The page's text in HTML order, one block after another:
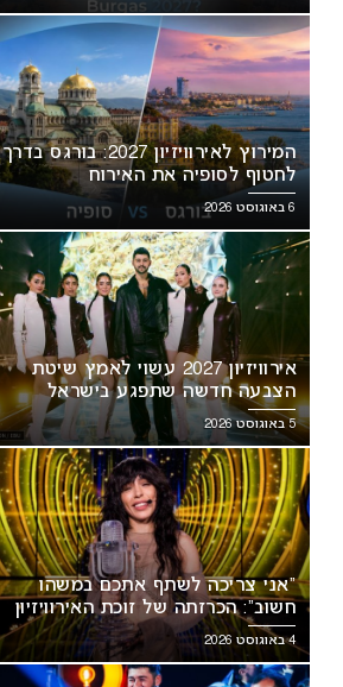
המירוץ לאירוויזיון 2027: בורגס בדרך
לחטוף לסופיה את האירוח
6 באוגוסט 2026
אירוויזיון 2027 עשוי לאמץ שיטת
הצבעה חדשה שתפגע בישראל
5 באוגוסט 2026
“אני צריכה לשתף אתכם במשהו
חשוב”: הכרזתה של זוכת האירוויזיון
מסעירה את הרשת
4 באוגוסט 2026